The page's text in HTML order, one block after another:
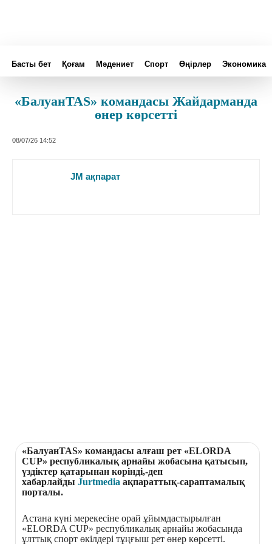
Басты бет Қоғам Мәдениет Спорт Өңірлер
«БалуанTAS» командасы
Жайдарманда өнер көрсетті
08/07/26 14:52
JM ақпарат
«БалуанTAS» командасы алғаш рет
«ELORDA CUP» республикалық арнайы
жобасына қатысып, үздіктер қатарынан
көрінді,-деп
хабарлайды
Астана күні мерекесіне орай
ұйымдастырылған «ELORDA CUP»